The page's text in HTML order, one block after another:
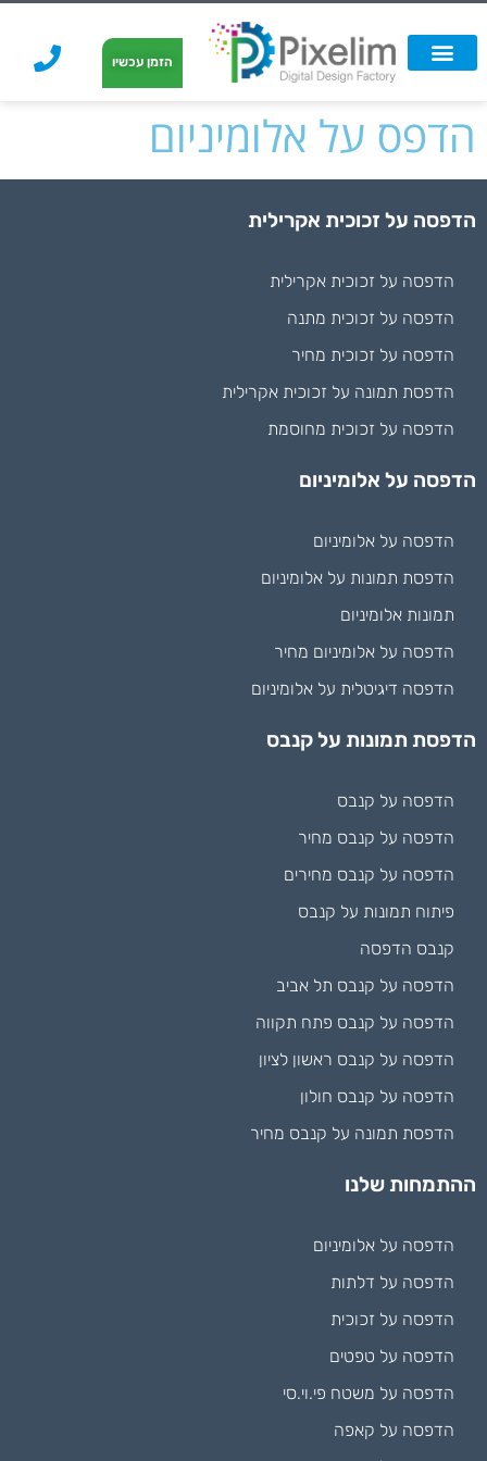
הזמן עכשיו
הדפס על אלומיניום
הדפסה על זכוכית אקרילית
הדפסה על זכוכית אקרילית
הדפסה על זכוכית מתנה
הדפסה על זכוכית מחיר
הדפסת תמונה על זכוכית אקרילית
הדפסה על זכוכית מחוסמת
הדפסה על אלומיניום
הדפסה על אלומיניום
הדפסת תמונות על אלומיניום
תמונות אלומיניום
הדפסה על אלומיניום מחיר
הדפסה דיגיטלית על אלומיניום
הדפסת תמונות על קנבס
הדפסה על קנבס
הדפסה על קנבס מחיר
הדפסה על קנבס מחירים
פיתוח תמונות על קנבס
קנבס הדפסה
הדפסה על קנבס תל אביב
הדפסה על קנבס פתח תקווה
הדפסה על קנבס ראשון לציון
הדפסה על קנבס חולון
הדפסת תמונה על קנבס מחיר
ההתמחות שלנו
הדפסה על אלומיניום
הדפסה על דלתות
הדפסה על זכוכית
הדפסה על טפטים
הדפסה על משטח פי.וי.סי
הדפסה על קאפה